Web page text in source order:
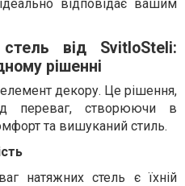
відповідає вашим
від SvitloSteli:
рішенні
декору. Це рішення,
переваг, створюючи в
та вишуканий стиль.
натяжних стель є їхній